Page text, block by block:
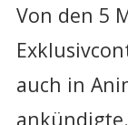
Von den 5
auch in